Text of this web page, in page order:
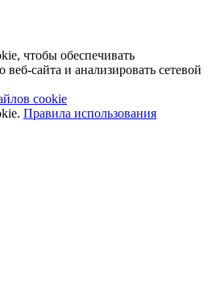
чтобы обеспечивать
сайта и анализировать сетевой
cookie
Правила использования